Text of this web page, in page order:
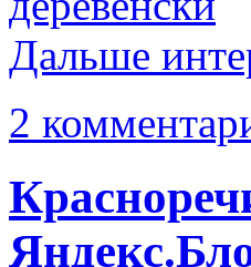
Дальше
2